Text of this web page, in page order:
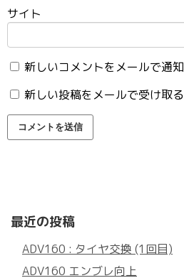
サイト
新しいコメントをメールで通知
新しい投稿をメールで受け取る
最近の投稿
ADV160 : タイヤ交換 (1回目)
ADV160 エンブレ向上